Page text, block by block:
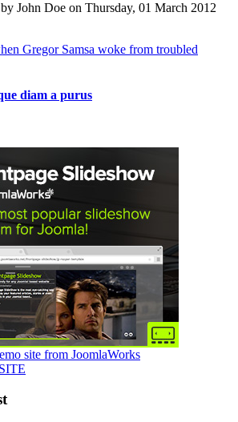
John Doe on Thursday, 01 March 2012
Gregor Samsa woke from troubled
diam a purus